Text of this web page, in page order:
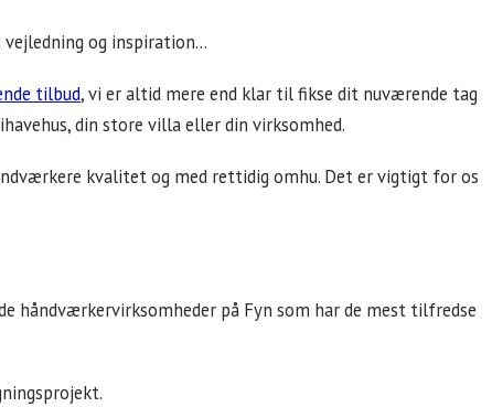
vejledning og inspiration…
tilbud, vi er altid mere end klar til fikse dit nuværende tag
din store villa eller din virksomhed.
kvalitet og med rettidig omhu. Det er vigtigt for os
håndværkervirksomheder på Fyn som har de mest tilfredse